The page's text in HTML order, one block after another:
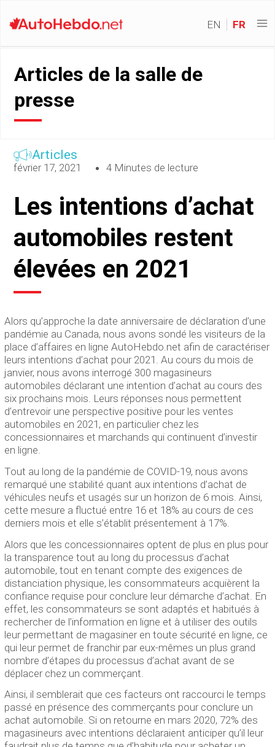
EN FR
Articles de la salle de
presse
Articles
février 17, 2021 4 Minutes de lecture
Les intentions d’achat
automobiles restent
élevées en 2021
Alors qu’approche la date anniversaire de déclaration d’une
pandémie au Canada, nous avons sondé les visiteurs de la
place d’affaires en ligne AutoHebdo.net afin de caractériser
leurs intentions d’achat pour 2021. Au cours du mois de
janvier, nous avons interrogé 300 magasineurs
automobiles déclarant une intention d’achat au cours des
six prochains mois. Leurs réponses nous permettent
d’entrevoir une perspective positive pour les ventes
automobiles en 2021, en particulier chez les
concessionnaires et marchands qui continuent d’investir
en ligne.
Tout au long de la pandémie de COVID-19, nous avons
remarqué une stabilité quant aux intentions d’achat de
véhicules neufs et usagés sur un horizon de 6 mois. Ainsi,
cette mesure a fluctué entre 16 et 18% au cours de ces
derniers mois et elle s’établit présentement à 17%.
Alors que les concessionnaires optent de plus en plus pour
la transparence tout au long du processus d’achat
automobile, tout en tenant compte des exigences de
distanciation physique, les consommateurs acquièrent la
confiance requise pour conclure leur démarche d’achat. En
effet, les consommateurs se sont adaptés et habitués à
rechercher de l’information en ligne et à utiliser des outils
leur permettant de magasiner en toute sécurité en ligne, ce
qui leur permet de franchir par eux-mêmes un plus grand
nombre d’étapes du processus d’achat avant de se
déplacer chez un commerçant.
Ainsi, il semblerait que ces facteurs ont raccourci le temps
passé en présence des commerçants pour conclure un
achat automobile. Si on retourne en mars 2020, 72% des
magasineurs avec intentions déclaraient anticiper qu’il leur